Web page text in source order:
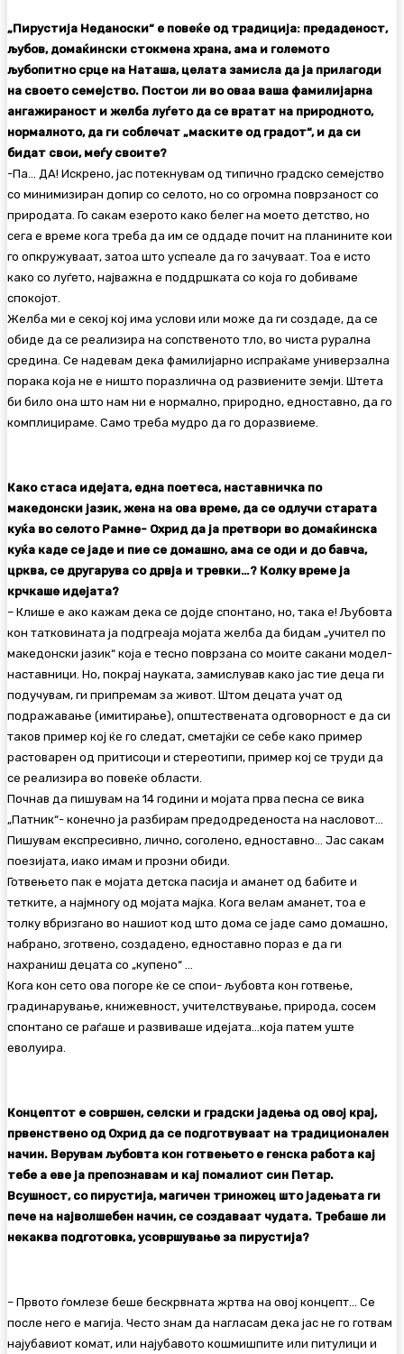
„Пирустија Неданоски“ е повеќе од традиција: предаденост,
љубов, домаќински стокмена храна, ама и големото
љубопитно срце на Наташа, целата замисла да ја прилагоди
на своето семејство. Постои ли во оваа ваша фамилијарна
ангажираност и желба луѓето да се вратат на природното,
нормалното, да ги соблечат „маските од градот“, и да си
бидат свои, меѓу своите?
-Па… ДА! Искрено, јас потекнувам од типично градско семејство
со минимизиран допир со селото, но со огромна поврзаност со
природата. Го сакам езерото како белег на моето детство, но
сега е време кога треба да им се оддаде почит на планините кои
го опкружуваат, затоа што успеале да го зачуваат. Тоа е исто
како со луѓето, најважна е поддршката со која го добиваме
спокојот.
Желба ми е секој кој има услови или може да ги создаде, да се
обиде да се реализира на сопственото тло, во чиста рурална
средина. Се надевам дека фамилијарно испраќаме универзална
порака која не е ништо поразлична од развиените земји. Штета
би било она што нам ни е нормално, природно, едноставно, да го
комплицираме. Само треба мудро да го доразвиеме.
Како стаса идејата, една поетеса, наставничка по
македонски јазик, жена на ова време, да се одлучи старата
куќа во селото Рамне- Охрид да ја претвори во домаќинска
куќа каде се јаде и пие сe домашно, ама се оди и до бавча,
црква, се другарува со дрвја и тревки…? Колку време ја
крчкаше идејата?
– Клише е ако кажам дека сe дојде спонтано, но, така е! Љубовта
кон татковината ја подгреаја мојата желба да бидам „учител по
македонски јазик“ која е тесно поврзана со моите сакани модел-
наставници. Но, покрај науката, замислував како јас тие деца ги
подучувам, ги припремам за живот. Штом децата учат од
подражавање (имитирање), општествената одговорност е да си
таков пример кој ќе го следат, сметајќи се себе како пример
растоварен од притисоци и стереотипи, пример кој се труди да
се реализира во повеќе области.
Почнав да пишувам на 14 години и мојата прва песна се вика
„Патник“- конечно ја разбирам предодреденоста на насловот…
Пишувам експресивно, лично, соголено, едноставно… Јас сакам
поезијата, иако имам и прозни обиди.
Готвењето пак е мојата детска пасија и аманет од бабите и
тетките, а најмногу од мојата мајка. Кога велам аманет, тоа е
толку вбризгано во нашиот код што дома се јаде само домашно,
набрано, зготвено, создадено, едноставно пораз е да ги
нахраниш децата со „купено“ …
Кога кон сето ова погоре ќе се спои- љубовта кон готвење,
градинарување, книжевност, учителствување, природа, сосем
спонтано се раѓаше и развиваше идејата…која патем уште
еволуира.
Концептот е совршен, селски и градски јадења од овој крај,
првенствено од Охрид да се подготвуваат на традиционален
начин. Верувам љубовта кон готвењето е генска работа кај
тебе а еве ја препознавам и кај помалиот син Петар.
Всушност, со пирустија, магичен триножец што јадењата ги
пече на најволшебен начин, се создаваат чудата. Требаше ли
некаква подготовка, усовршување за пирустија?
– Првото ѓомлезе беше бескрвната жртва на овој концепт… Сe
после него е магија. Често знам да нагласам дека јас не го готвам
најубавиот комат, или најубавото кошмишпите или питулици и